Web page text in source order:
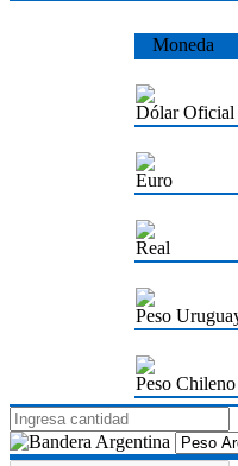
Moneda
Dólar Oficial
Euro
Real
Peso
Peso Chileno